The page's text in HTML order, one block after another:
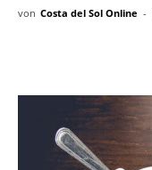
von Costa del Sol Online -